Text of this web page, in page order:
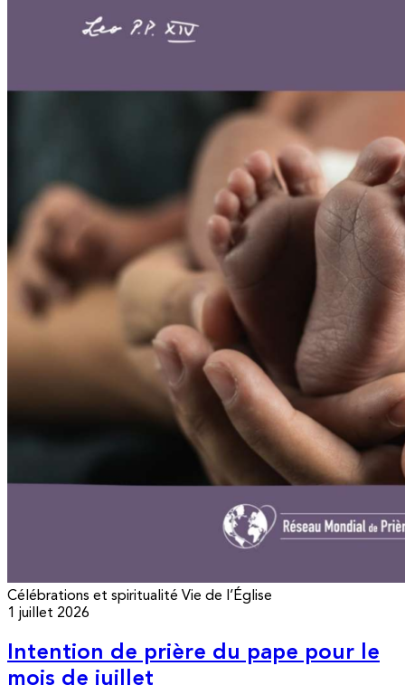
Célébrations et spiritualité Vie de l’Église
1 juillet 2026
Intention de prière du pape pour le
mois de juillet